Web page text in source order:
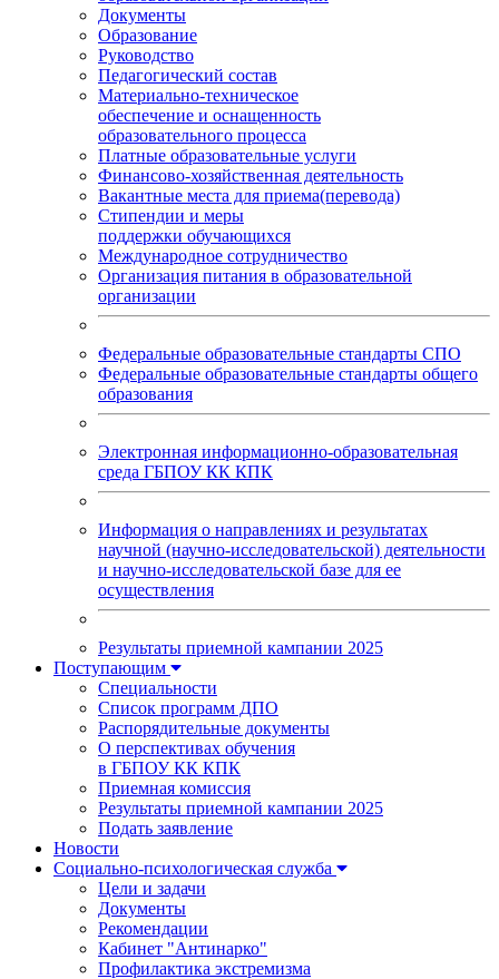
Документы
Образование
Руководство
Педагогический состав
Материально-техническое
обеспечение и оснащенность
образовательного процесса
Платные образовательные услуги
Финансово-хозяйственная деятельность
Вакантные места для приема(перевода)
Стипендии и меры
поддержки обучающихся
Международное сотрудничество
Организация питания в образовательной
организации
Федеральные образовательные стандарты СПО
Федеральные образовательные стандарты общего
образования
Электронная информационно-образовательная
среда ГБПОУ КК КПК
Информация о направлениях и результатах
научной (научно-исследовательской) деятельности
и научно-исследовательской базе для ее
осуществления
Результаты приемной кампании 2025
Поступающим
Специальности
Список программ ДПО
Распорядительные документы
О перспективах обучения
в ГБПОУ КК КПК
Приемная комиссия
Результаты приемной кампании 2025
Подать заявление
Новости
Социально-психологическая служба
Цели и задачи
Документы
Рекомендации
Кабинет "Антинарко"
Профилактика экстремизма